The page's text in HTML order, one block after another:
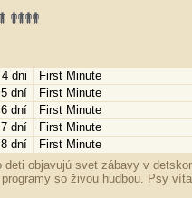
4 dni First Minute
5 dní First Minute
6 dní First Minute
7 dní First Minute
8 dní First Minute
objavujú svet zábavy v
so živou hudbou. Psy